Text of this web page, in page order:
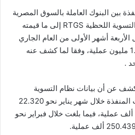
بين البنوك العاملة بالسوق المصرية
بالعملة المحلية على نظام التسوية اللحظية RTGS إلى ما قيمته
خلال الأربعة أشهر الأولى من العام الجاري
2026، وذلك من خلال 1.002 مليون عملية، وفقا لما كشف عنه
.
عن أن بيانات نظام التسوية
اللحظية تسجيل المدفوعات المنفذة خلال شهر يناير نحو 22.320
تريليون جنيه عبر 228.209 ألف عملية، فيما بلغت خلال فبراير نحو